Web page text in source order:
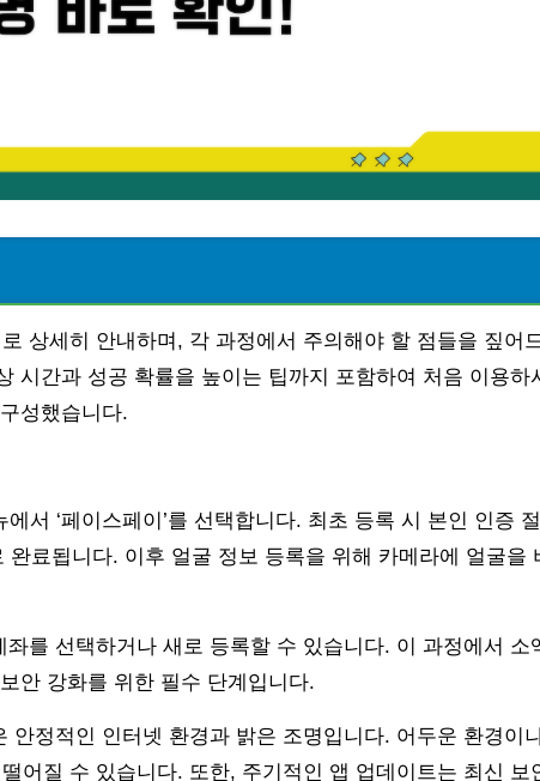
상세히 안내하며, 각 과정에서 주의해야 할 점들을 짚어
시간과 성공 확률을 높이는 팁까지 포함하여 처음 이용하
성했습니다.
에서 ‘페이스페이’를 선택합니다. 최초 등록 시 본인 인증 절
료됩니다. 이후 얼굴 정보 등록을 위해 카메라에 얼굴을
를 선택하거나 새로 등록할 수 있습니다. 이 과정에서 소
안 강화를 위한 필수 단계입니다.
안정적인 인터넷 환경과 밝은 조명입니다. 어두운 환경이
어질 수 있습니다. 또한, 주기적인 앱 업데이트는 최신 보